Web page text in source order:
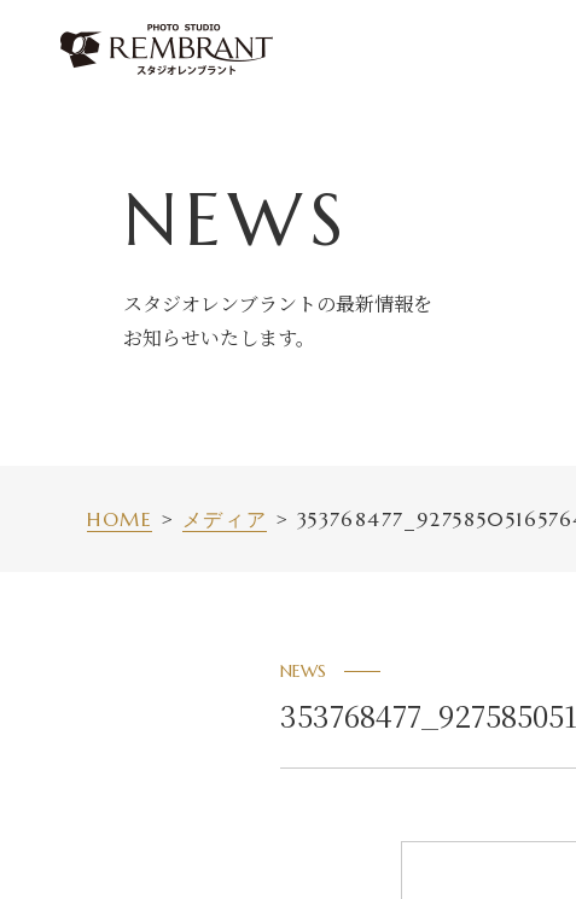
NEWS
スタジオレンブラントの最新情報を
お知らせいたします。
HOME メディア
NEWS